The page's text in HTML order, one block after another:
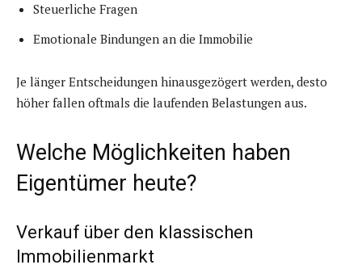
Steuerliche Fragen
Emotionale Bindungen an die Immobilie
Je länger Entscheidungen hinausgezögert werden, desto
höher fallen oftmals die laufenden Belastungen aus.
Welche Möglichkeiten haben
Eigentümer heute?
Verkauf über den klassischen
Immobilienmarkt